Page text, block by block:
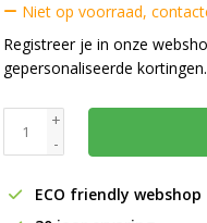
Niet op voorraad,
Registreer je in onze
gepersonaliseerde kortingen.
+
-
ECO friendly webshop